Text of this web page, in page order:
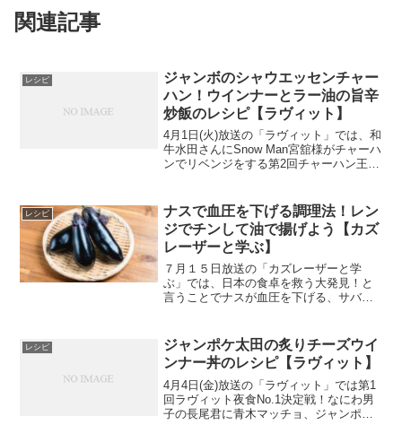
関連記事
レシピ
ジャンボのシャウエッセンチャー
ハン！ウインナーとラー油の旨辛
炒飯のレシピ【ラヴィット】
4月1日(火)放送の「ラヴィット」では、和
牛水田さんにSnow Man宮舘様がチャーハ
ンでリベンジをする第2回チャーハン王決
わけでジャンボのシャウエッセンチャー
ハン！...
レシピ
ナスで血圧を下げる調理法！レン
ジでチンして油で揚げよう【カズ
レーザーと学ぶ】
７月１５日放送の「カズレーザーと学
ぶ」では、日本の食卓を救う大発見！と
言うことでナスが血圧を下げる、サバか
理法を早速チェック！
レシピ
ジャンポケ太田の炙りチーズウイ
ンナー丼のレシピ【ラヴィット】
4月4日(金)放送の「ラヴィット」では第1
回ラヴィット夜食No.1決定戦！なにわ男
子の長尾君に青木マッチョ、ジャンポケ